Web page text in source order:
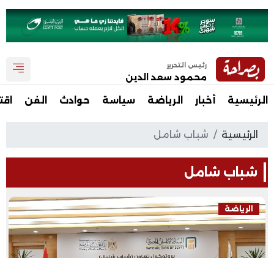
رئيس التحرير
محمود سعد الدين
الرئيسية أخبار الرياضة سياسة حوادث الفن
الرئيسية شباب شامل
شباب شامل
الرياضة